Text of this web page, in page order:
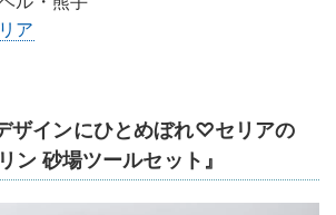
ア
ザインにひとめぼれ♡セリアの
ン 砂場ツールセット』